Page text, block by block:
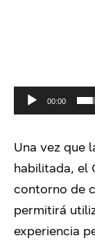
00:00
Una vez que
habilitada, el
contorno de
permitirá
experiencia